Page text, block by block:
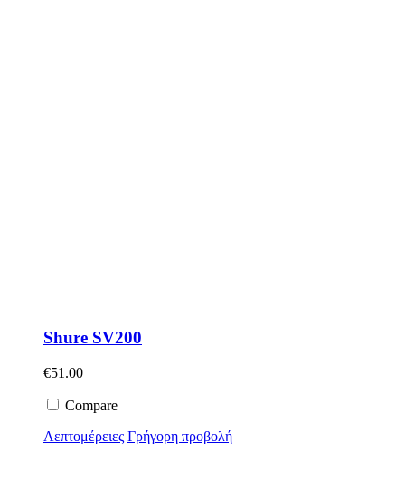
Shure SV200
€51.00
Compare
Λεπτομέρειες Γρήγορη προβολή